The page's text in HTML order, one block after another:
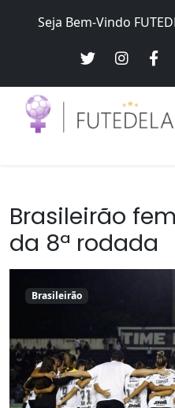
Seja Bem-Vindo
Futedelas –
Futebol Feminino no Brasil
Seleção Brasileira Feminina,
Brasileirão
da 8ª rodada
Brasileirão